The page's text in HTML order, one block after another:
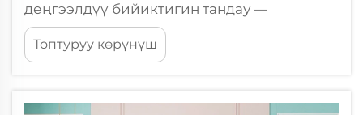
деңгээлдүү бийиктигин тандау —
компакттуу жашоо мейкиндигин жабдып,
мебель орноткондо сиз жасай турган эң
маанилүү чечимдердин бири. Сиз
квартираны же гостиницадагы бөлмөнү
Топтуруу көрүнүш